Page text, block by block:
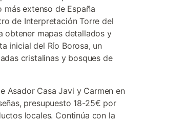
extenso de España
de Interpretación Torre del
obtener mapas detallados y
inicial del Río Borosa, un
cristalinas y bosques de
Asador Casa Javi y Carmen en
presupuesto 18-25€ por
locales. Continúa con la